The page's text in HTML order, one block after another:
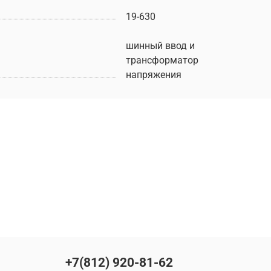
19-630
шинный ввод и
трансформатор
напряжения
+7(812) 920-81-62